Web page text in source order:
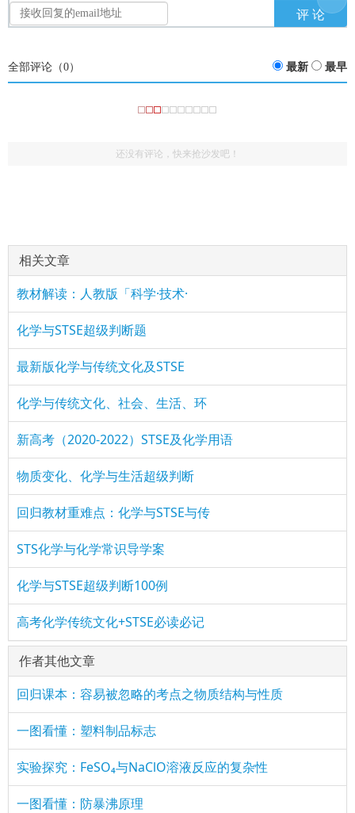
全部评论（0） 最新 最早
还没有评论，快来抢沙发吧！
相关文章
教材解读：人教版「科学·技术·
化学与STSE超级判断题
最新版化学与传统文化及STSE
化学与传统文化、社会、生活、环
新高考（2020-2022）STSE及化学用语
物质变化、化学与生活超级判断
回归教材重难点：化学与STSE与传
STS化学与化学常识导学案
化学与STSE超级判断100例
高考化学传统文化+STSE必读必记
作者其他文章
回归课本：容易被忽略的考点之物质结构与性质
一图看懂：塑料制品标志
实验探究：FeSO₄与NaClO溶液反应的复杂性
一图看懂：防暴沸原理